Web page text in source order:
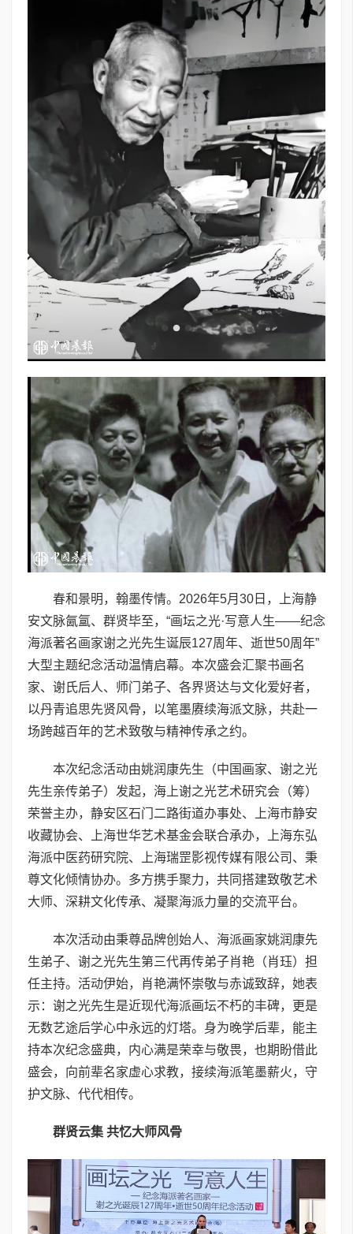
春和景明，翰墨传情。2026年5月30日，上海静
安文脉氤氲、群贤毕至，“画坛之光·写意人生——纪念
海派著名画家谢之光先生诞辰127周年、逝世50周年”
大型主题纪念活动温情启幕。本次盛会汇聚书画名
家、谢氏后人、师门弟子、各界贤达与文化爱好者，
以丹青追思先贤风骨，以笔墨赓续海派文脉，共赴一
场跨越百年的艺术致敬与精神传承之约。
本次纪念活动由姚润康先生（中国画家、谢之光
先生亲传弟子）发起， 海上谢之光艺术研究会（筹）
荣誉主办，静安区石门二路街道办事处、上海市静安
收藏协会、上海世华艺术基金会联合承办，上海东弘
海派中医药研究院、上海瑞罡影视传媒有限公司、秉
尊文化倾情协办。多方携手聚力，共同搭建致敬艺术
大师、深耕文化传承、凝聚海派力量的交流平台。
本次活动由秉尊品牌创始人、海派画家姚润康先
生弟子、谢之光先生第三代再传弟子肖艳（肖珏）担
任主持。活动伊始，肖艳满怀崇敬与赤诚致辞，她表
示：谢之光先生是近现代海派画坛不朽的丰碑，更是
无数艺途后学心中永远的灯塔。身为晚学后辈，能主
持本次纪念盛典，内心满是荣幸与敬畏，也期盼借此
盛会，向前辈名家虚心求教，接续海派笔墨薪火，守
护文脉、代代相传。
群贤云集 共忆大师风骨